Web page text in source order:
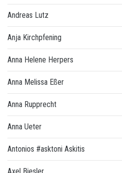
Andreas Lutz
Anja Kirchpfening
Anna Helene Herpers
Anna Melissa Eßer
Anna Rupprecht
Anna Ueter
Antonios #asktoni Askitis